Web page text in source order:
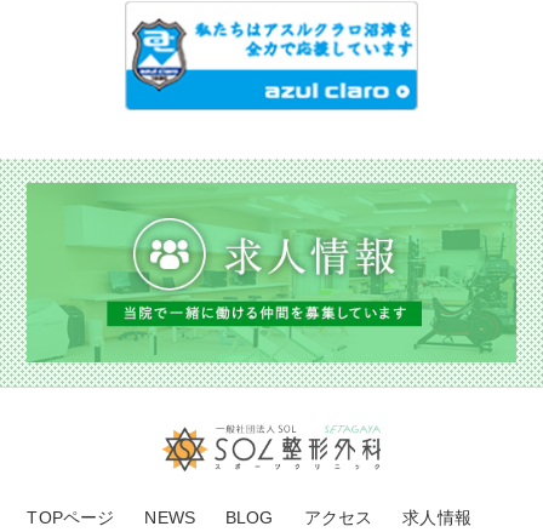
TOPページ NEWS BLOG アクセス 求人情報